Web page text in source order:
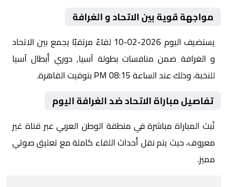
مواجهة قوية بين الاتحاد و الغرافة
يستضيف اليوم 2026-02-10 لقاءً مرتقبًا يجمع بين الاتحاد
و الغرافة ضمن منافسات بطولة آسيا, دوري أبطال آسيا
للنخبة، وذلك عند الساعة 08:15 PM بتوقيت القاهرة.
تفاصيل مباراة الاتحاد ضد الغرافة اليوم
تُبث المباراة مباشرة في منطقة الوطن العربي عبر قناة غير
معروف، حيث يتم نقل أحداث اللقاء كاملة مع تعليق صوتي
مميز.